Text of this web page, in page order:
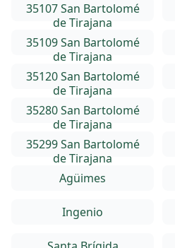
35107 San Bartolomé
de Tirajana
35109 San Bartolomé
de Tirajana
35120 San Bartolomé
de Tirajana
35280 San Bartolomé
de Tirajana
35299 San Bartolomé
de Tirajana
Agüimes
Ingenio